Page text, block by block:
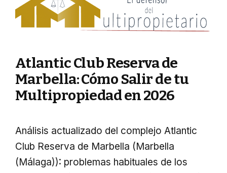
Atlantic Club Reserva de
Marbella: Cómo Salir de tu
Multipropiedad en 2026
Análisis actualizado del complejo Atlantic
Club Reserva de Marbella (Marbella
(Málaga)): problemas habituales de los